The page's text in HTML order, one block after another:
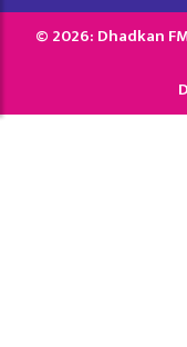
© 2026: Dhadkan